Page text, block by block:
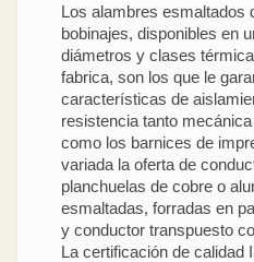
Los alambres esmaltados
bobinajes, disponibles en
diámetros y clases
fabrica, son los que le
características de
resistencia tanto
como los barnices de
variada la oferta de
planchuelas de cobre o
esmaltadas, forradas en
y conductor transpuesto
La certificación de calidad